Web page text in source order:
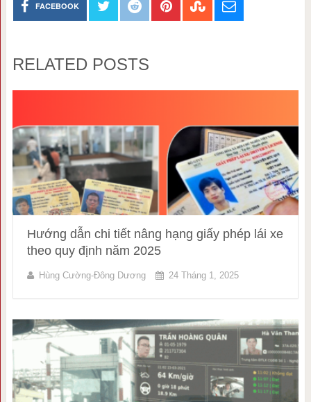
FACEBOOK
RELATED POSTS
Hướng dẫn chi tiết nâng hạng giấy phép lái xe
theo quy định năm 2025
Hùng Cường-Đông Dương 24 Tháng 1, 2025